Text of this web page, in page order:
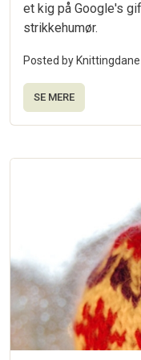
et kig på Google's
strikkehumør.
Posted by
SE MERE